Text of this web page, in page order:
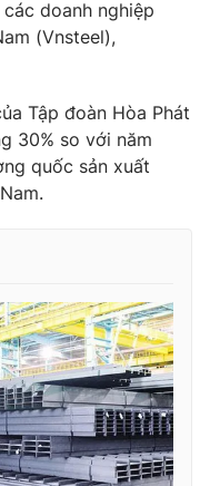
không có sự chấp
khi phát hành lại
doanh nghiệp
(Vnsteel),
Tập đoàn Hòa Phát
30% so với năm
quốc sản xuất